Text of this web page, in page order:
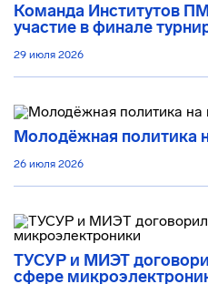
Команда Институтов
участие в финале
29 июля 2026
Молодёжная политика
26 июля 2026
ТУСУР и МИЭТ
сфере